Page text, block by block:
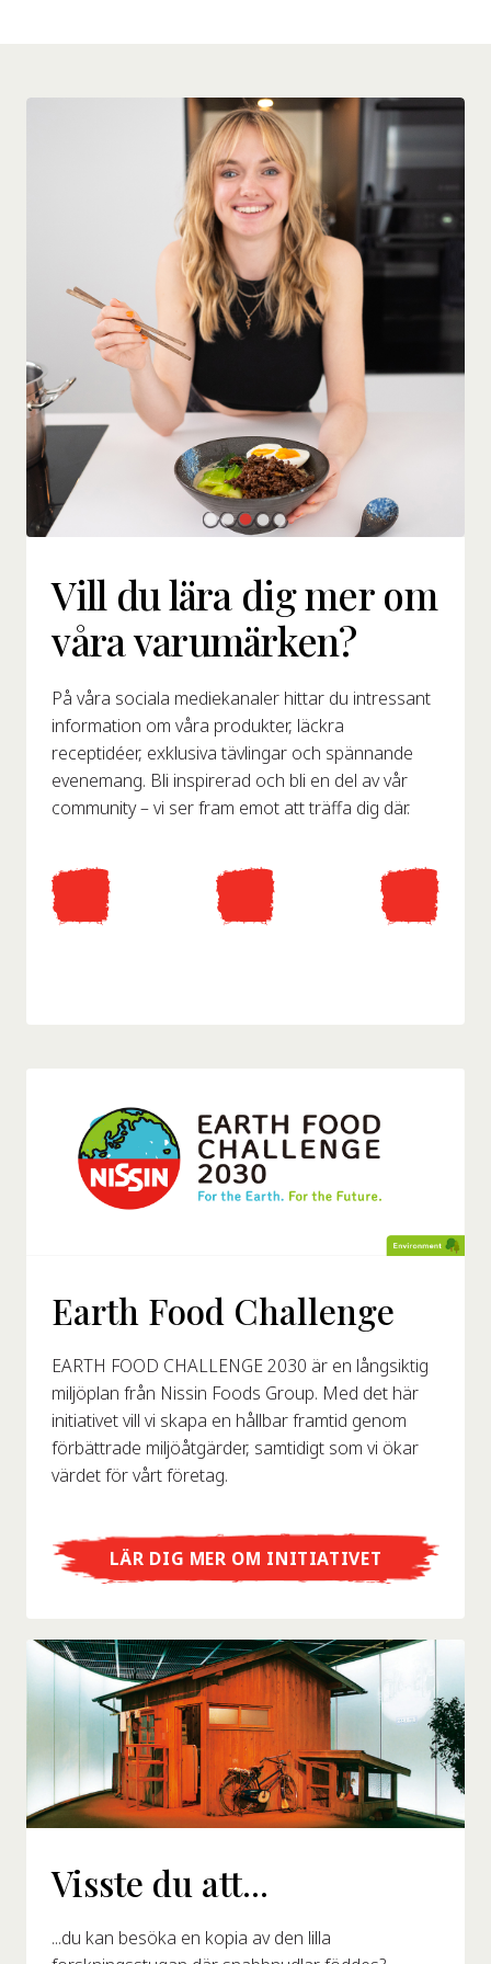
Vill du lära dig mer om
våra varumärken?
På våra sociala mediekanaler hittar du intressant
information om våra produkter, läckra
receptidéer, exklusiva tävlingar och spännande
evenemang. Bli inspirerad och bli en del av vår
community – vi ser fram emot att träffa dig där.
Earth Food Challenge
EARTH FOOD CHALLENGE 2030 är en långsiktig
miljöplan från Nissin Foods Group. Med det här
initiativet vill vi skapa en hållbar framtid genom
förbättrade miljöåtgärder, samtidigt som vi ökar
värdet för vårt företag.
LÄR DIG MER OM INITIATIVET
Visste du att...
...du kan besöka en kopia av den lilla